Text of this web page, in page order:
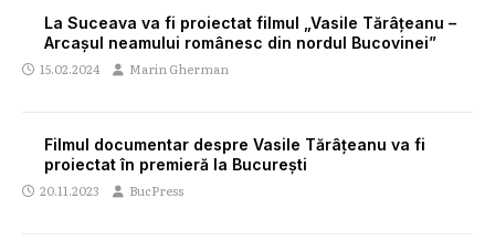
La Suceava va fi proiectat filmul „Vasile Tărâțeanu –
Arcașul neamului românesc din nordul Bucovinei”
15.02.2024 Marin Gherman
Filmul documentar despre Vasile Tărâțeanu va fi
proiectat în premieră la București
20.11.2023 BucPress